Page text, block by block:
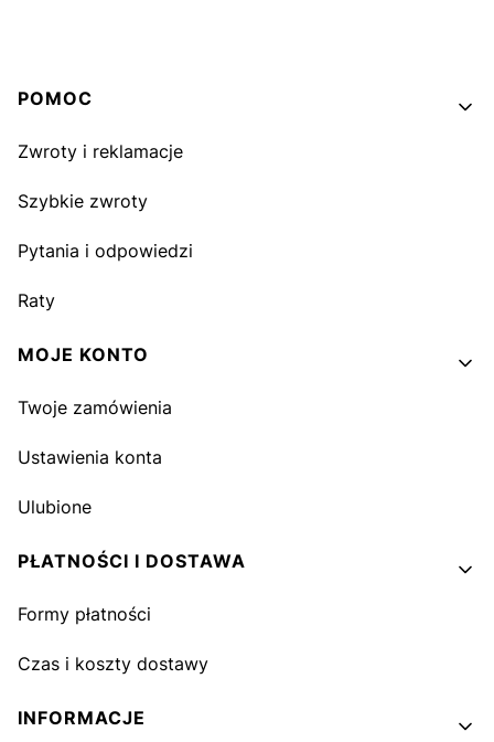
Linki w stopce
POMOC
Zwroty i reklamacje
Szybkie zwroty
Pytania i odpowiedzi
Raty
MOJE KONTO
Twoje zamówienia
Ustawienia konta
Ulubione
PŁATNOŚCI I DOSTAWA
Formy płatności
Czas i koszty dostawy
INFORMACJE